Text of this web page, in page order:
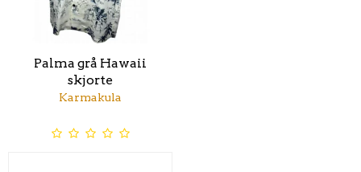
Palma grå Hawaii
skjorte
Karmakula